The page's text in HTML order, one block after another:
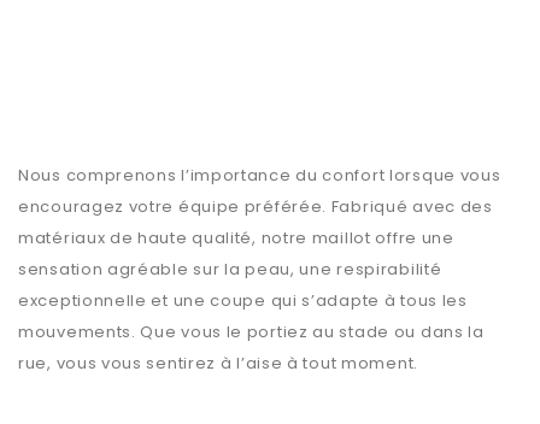
Nous comprenons l’importance du confort lorsque vous
encouragez votre équipe préférée. Fabriqué avec des
matériaux de haute qualité, notre maillot offre une
sensation agréable sur la peau, une respirabilité
exceptionnelle et une coupe qui s’adapte à tous les
mouvements. Que vous le portiez au stade ou dans la
rue, vous vous sentirez à l’aise à tout moment.